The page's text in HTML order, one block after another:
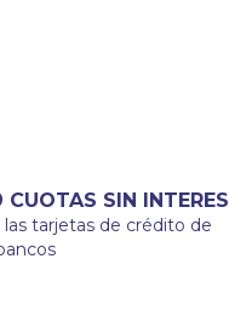
CUOTAS SIN INTERES
las tarjetas de crédito de